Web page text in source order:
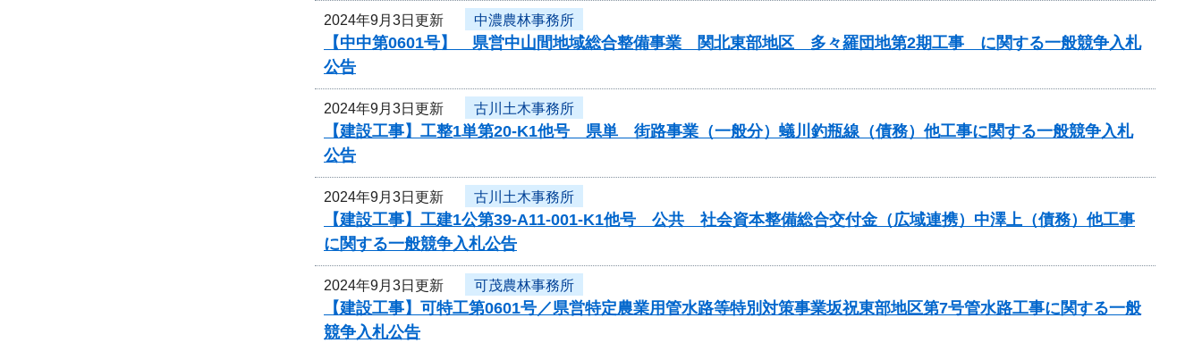
2024年9月3日更新 中濃農林事務所
【中中第0601号】 県営中山間地域総合整備事業 関北東部地区 多々羅団地第2期工事 に関する一般競争入札
公告
2024年9月3日更新 古川土木事務所
【建設工事】工整1単第20-K1他号 県単 街路事業（一般分）蟻川釣瓶線（債務）他工事に関する一般競争入札
公告
2024年9月3日更新 古川土木事務所
【建設工事】工建1公第39-A11-001-K1他号 公共 社会資本整備総合交付金（広域連携）中澤上（債務）他工事
に関する一般競争入札公告
2024年9月3日更新 可茂農林事務所
【建設工事】可特工第0601号／県営特定農業用管水路等特別対策事業坂祝東部地区第7号管水路工事に関する一般
競争入札公告